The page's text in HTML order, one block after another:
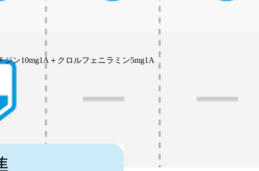
ン10mg1A＋クロルフェニラミン5mg1A